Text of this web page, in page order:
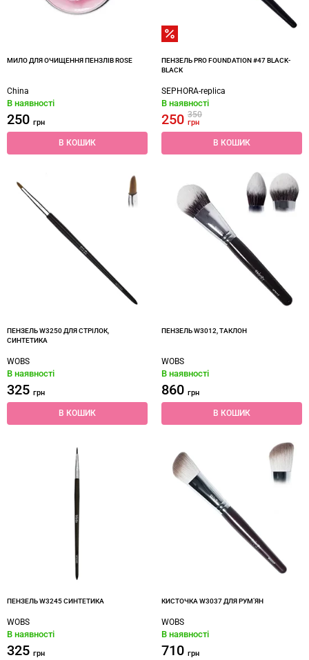
МИЛО ДЛЯ ОЧИЩЕННЯ ПЕНЗЛІВ ROSE
China
В наявності
250 грн
В КОШИК
ПЕНЗЕЛЬ PRO FOUNDATION #47 BLACK-
BLACK
SEPHORA-replica
В наявності
250 350
грн
В КОШИК
ПЕНЗЕЛЬ W3250 ДЛЯ СТРІЛОК,
СИНТЕТИКА
WOBS
В наявності
325 грн
В КОШИК
ПЕНЗЕЛЬ W3012, ТАКЛОН
WOBS
В наявності
860 грн
В КОШИК
ПЕНЗЕЛЬ W3245 СИНТЕТИКА
WOBS
В наявності
325 грн
КИСТОЧКА W3037 ДЛЯ РУМ’ЯН
WOBS
В наявності
710 грн